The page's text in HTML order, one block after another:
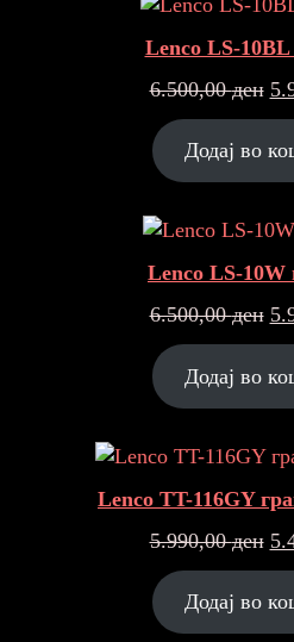
Lenco LS-
6.500,00ден
Додај во
Lenco LS-10W
6.500,00ден
Додај во
Lenco TT-116GY
5.990,00ден
Додај во